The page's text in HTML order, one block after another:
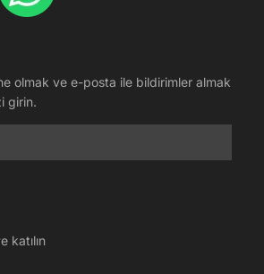
olmak ve e-posta ile bildirimler almak
girin.
katılın